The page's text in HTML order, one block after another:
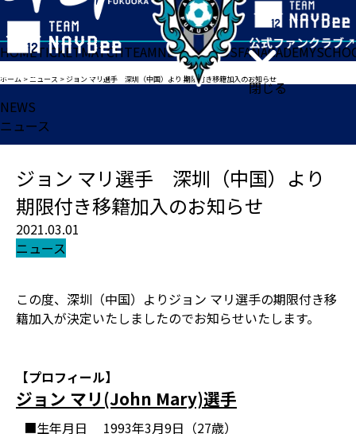
閉じる
HOMETICKETMATCHTEAMNEWSGOODSFANACADEMY
ホーム >ニュース > ジョン マリ選手 深圳（中国）より 期限付き移籍加入のお知らせ
NEWS
ニュース
ジョン マリ選手 深圳（中国）より
期限付き移籍加入のお知らせ
2021.03.01
ニュース
この度、深圳（中国）よりジョン マリ選手の期限付き移
籍加入が決定いたしましたのでお知らせいたします。
【プロフィール】
ジョン マリ(John Mary)選手
■生年月日
1993年3月9日（27歳）